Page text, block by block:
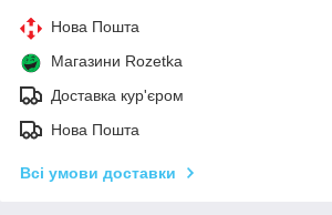
Нова Пошта
Магазини Rozetka
Доставка кур'єром
Нова Пошта
Всі умови доставки